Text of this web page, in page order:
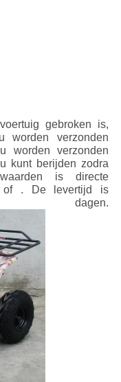
gebroken is,
worden verzonden
worden verzonden
kunt berijden zodra
is directe
of . De levertijd is
dagen.